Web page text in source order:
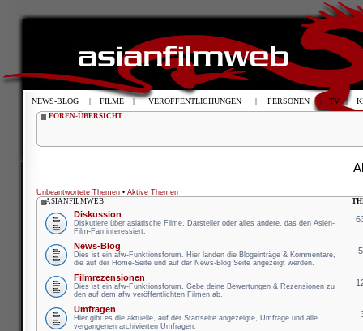
FOREN-ÜBERSICHT
Unbeantwortete Themen • Aktive Themen
ASIANFILMWEB
Diskussion
Diskutiere über asiatische Filme, Darsteller oder alles andere, das den Asien-
Film-Fan interessiert.
News-Blog
Dies ist ein afw-Funktionsforum. Hier landen die Blogeinträge & Kommentare,
die auf der Home-Seite und auf der News-Blog Seite angezeigt werden.
Filmrezensionen
Dies ist ein afw-Funktionsforum. Gebe deine Bewertungen & Rezensionen zu
den auf dem afw veröffentlichten Filmen ab.
Umfragen
Hier gibt es die aktuelle, auf der Startseite angezeigte, Umfrage und alle
vergangenen archivierten Umfragen.
NEWS-BLOG | FILME | VERÖFFENTLICHUNGEN | PERSONEN | TV |